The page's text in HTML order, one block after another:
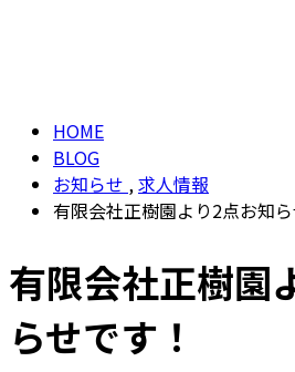
HOME
BLOG
お知らせ ,求人情報
有限会社正樹園より2点お知ら
有限会社正樹園
らせです！